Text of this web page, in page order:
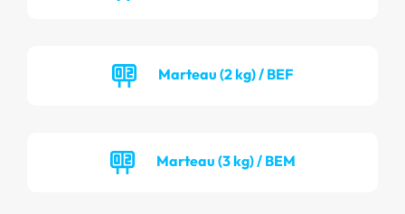
Marteau (2 kg) / BEF
Marteau (3 kg) / BEM